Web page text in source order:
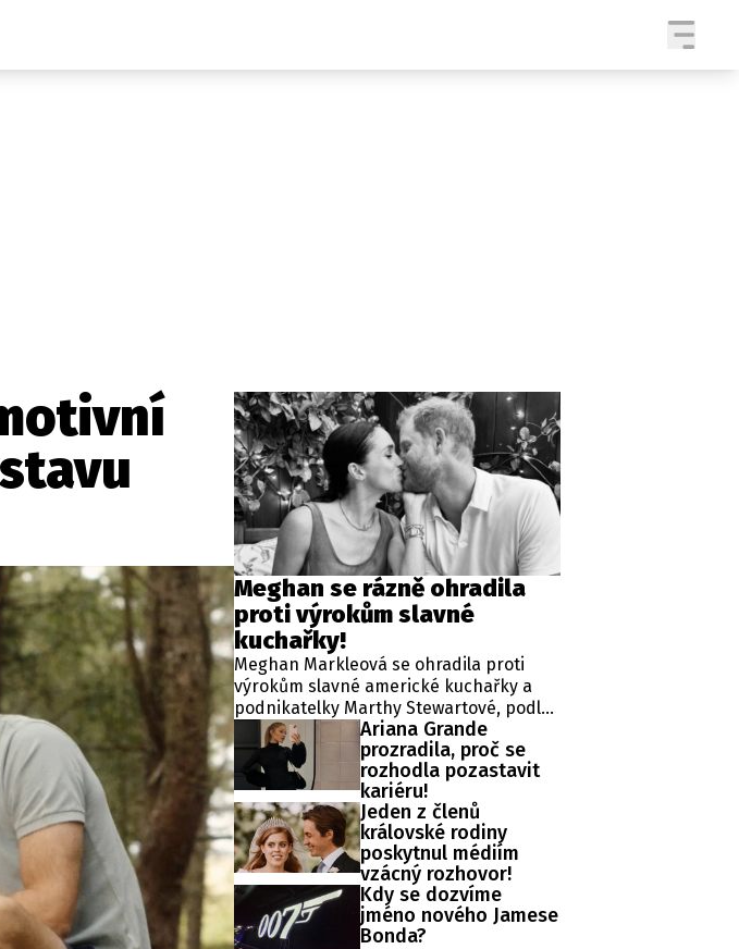
údaje / Cookies
Volná místa
s.r.o., IČ: 118 23 054
SLEDUJTE NÁS NA
zprávu, příběh, fotografie, videa?
redakce@newsbox.cz
odměníme
Meghan se rázně ohradila
proti výrokům slavné
kuchařky!
Meghan Markleová se ohradila proti
výrokům slavné americké kuchařky a
podnikatelky Marthy Stewartové, podle
níž vévodkyně na nedávné večeři v
Kalifornii detailně probírala své
červencové setkání s britským králem
Karlem III. Zmíněná schůzka v sídle
Highgrove House přitom proběhla ve
Velké Británii za přísně tajných
podmínek a pod zámkem utajení.
Ariana Grande
prozradila, proč se
rozhodla pozastavit
kariéru!
Jeden z členů
královské rodiny
poskytnul médiím
vzácný rozhovor!
Kdy se dozvíme
jméno nového Jamese
Bonda?